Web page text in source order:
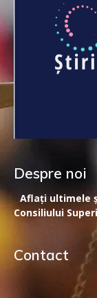
Despre noi
Aflați ultimele
Consiliului
Contact